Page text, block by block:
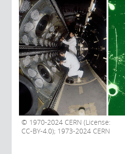
1970-2024 CERN (License:
CC-BY-4.0); 1973-2024 CERN